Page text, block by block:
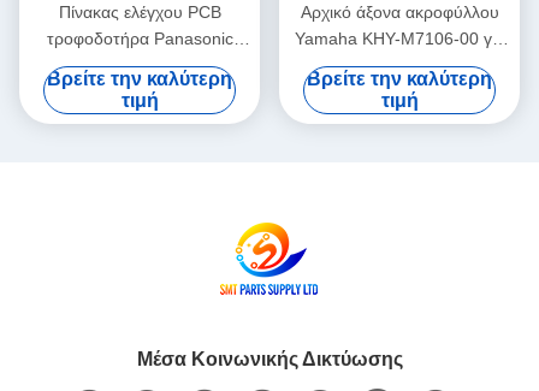
Πίνακας ελέγχου PCB
τροφοδοτήρα Panasonic
N610032084AA /
KXF0DWTHA00 (MC12CX-
5) για τροφοδοτές CM402
Βρείτε την καλύτερη
τιμή
Αρχικό άξονα ακροφύλλου
Yamaha KHY-M7106-00 για
μηχανή επιλογής και
τοποθέτησης SMT YS12 /
YS24 / YG12F
Βρείτε την καλύτερη
τιμή
Μέσα Κοινωνικής Δικτύωσης